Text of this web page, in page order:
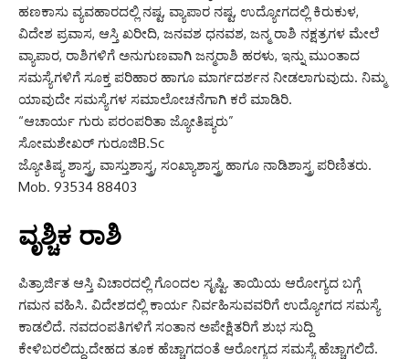
ಹಣಕಾಸು ವ್ಯವಹಾರದಲ್ಲಿ ನಷ್ಟ, ವ್ಯಾಪಾರ ನಷ್ಟ, ಉದ್ಯೋಗದಲ್ಲಿ ಕಿರುಕುಳ,
ವಿದೇಶ ಪ್ರವಾಸ, ಆಸ್ತಿ ಖರೀದಿ, ಜನವಶ ಧನವಶ, ಜನ್ಮ ರಾಶಿ ನಕ್ಷತ್ರಗಳ ಮೇಲೆ
ವ್ಯಾಪಾರ, ರಾಶಿಗಳಿಗೆ ಅನುಗುಣವಾಗಿ ಜನ್ಮರಾಶಿ ಹರಳು, ಇನ್ನು ಮುಂತಾದ
ಸಮಸ್ಯೆಗಳಿಗೆ ಸೂಕ್ತ ಪರಿಹಾರ ಹಾಗೂ ಮಾರ್ಗದರ್ಶನ ನೀಡಲಾಗುವುದು. ನಿಮ್ಮ
ಯಾವುದೇ ಸಮಸ್ಯೆಗಳ ಸಮಾಲೋಚನೆಗಾಗಿ ಕರೆ ಮಾಡಿರಿ.
“ಆಚಾರ್ಯ ಗುರು ಪರಂಪರಿತಾ ಜ್ಯೋತಿಷ್ಯರು”
ಸೋಮಶೇಖರ್ ಗುರೂಜಿB.Sc
ಜ್ಯೋತಿಷ್ಯ ಶಾಸ್ತ್ರ, ವಾಸ್ತುಶಾಸ್ತ್ರ, ಸಂಖ್ಯಾಶಾಸ್ತ್ರ ಹಾಗೂ ನಾಡಿಶಾಸ್ತ್ರ ಪರಿಣಿತರು.
Mob. 93534 88403
ವೃಶ್ಚಿಕ ರಾಶಿ
ಪಿತ್ರಾರ್ಜಿತ ಆಸ್ತಿ ವಿಚಾರದಲ್ಲಿ ಗೊಂದಲ ಸೃಷ್ಟಿ. ತಾಯಿಯ ಆರೋಗ್ಯದ ಬಗ್ಗೆ
ಗಮನ ವಹಿಸಿ. ವಿದೇಶದಲ್ಲಿ ಕಾರ್ಯ ನಿರ್ವಹಿಸುವವರಿಗೆ ಉದ್ಯೋಗದ ಸಮಸ್ಯೆ
ಕಾಡಲಿದೆ. ನವದಂಪತಿಗಳಿಗೆ ಸಂತಾನ ಅಪೇಕ್ಷಿತರಿಗೆ ಶುಭ ಸುದ್ದಿ
ಕೇಳಿಬರಲಿದ್ದು.ದೇಹದ ತೂಕ ಹೆಚ್ಚಾಗದಂತೆ ಆರೋಗ್ಯದ ಸಮಸ್ಯೆ ಹೆಚ್ಚಾಗಲಿದೆ.